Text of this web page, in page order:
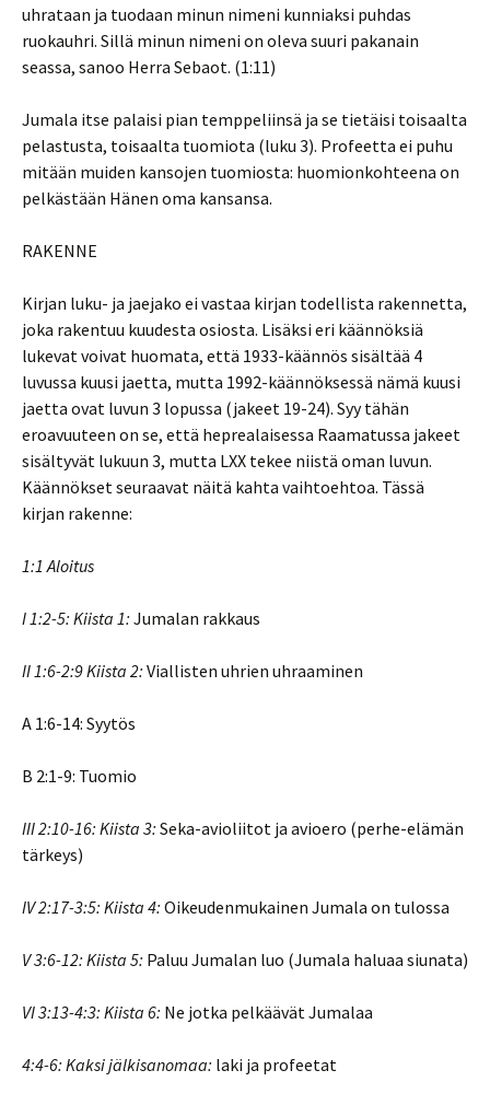
uhrataan ja tuodaan minun nimeni kunniaksi puhdas
ruokauhri. Sillä minun nimeni on oleva suuri pakanain
seassa, sanoo Herra Sebaot. (1:11)
Jumala itse palaisi pian temppeliinsä ja se tietäisi toisaalta
pelastusta, toisaalta tuomiota (luku 3). Profeetta ei puhu
mitään muiden kansojen tuomiosta: huomionkohteena on
pelkästään Hänen oma kansansa.
RAKENNE
Kirjan luku- ja jaejako ei vastaa kirjan todellista rakennetta,
joka rakentuu kuudesta osiosta. Lisäksi eri käännöksiä
lukevat voivat huomata, että 1933-käännös sisältää 4
luvussa kuusi jaetta, mutta 1992-käännöksessä nämä kuusi
jaetta ovat luvun 3 lopussa (jakeet 19-24). Syy tähän
eroavuuteen on se, että heprealaisessa Raamatussa jakeet
sisältyvät lukuun 3, mutta LXX tekee niistä oman luvun.
Käännökset seuraavat näitä kahta vaihtoehtoa. Tässä
kirjan rakenne:
1:1 Aloitus
I1:2-5: Kiista 1: Jumalan rakkaus
II1:6-2:9 Kiista 2: Viallisten uhrien uhraaminen
A 1:6-14: Syytös
B 2:1-9: Tuomio
III2:10-16: Kiista 3: Seka-avioliitot ja avioero (perhe-elämän
tärkeys)
IV2:17-3:5: Kiista 4: Oikeudenmukainen Jumala on tulossa
V 3:6-12: Kiista 5: Paluu Jumalan luo (Jumala haluaa siunata)
VI 3:13-4:3: Kiista 6: Ne jotka pelkäävät Jumalaa
4:4-6: Kaksi jälkisanomaa: laki ja profeetat